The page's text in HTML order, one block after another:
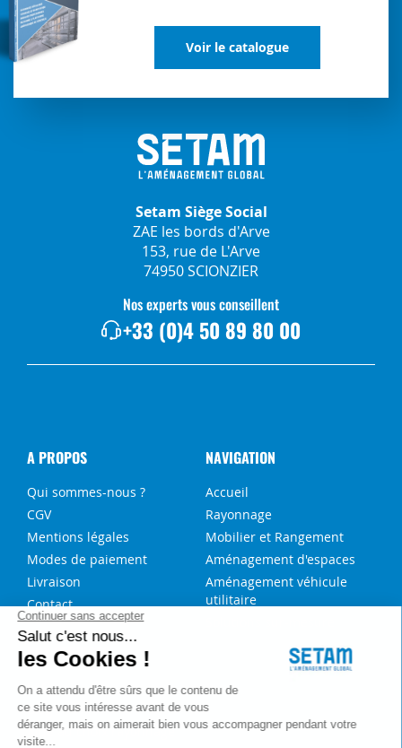
Voir le catalogue
Setam Siège Social
ZAE les bords d'Arve
153, rue de L'Arve
74950 SCIONZIER
Nos experts vous conseillent
+33 (0)4 50 89 80 00
A PROPOS
Qui sommes-nous ?
CGV
Mentions légales
Modes de paiement
Livraison
Contact
NAVIGATION
Accueil
Rayonnage
Mobilier et Rangement
Aménagement d'espaces
Aménagement véhicule
utilitaire
NOS SERVICES
FAQ
Blog
Aide au choix rayonnage